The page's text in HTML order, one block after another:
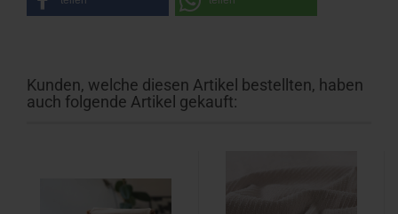
Kunden, welche diesen Artikel bestellten, haben
auch folgende Artikel gekauft: